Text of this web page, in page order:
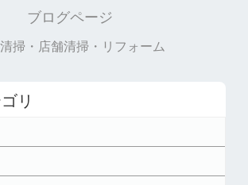
ブログページ
掃・店舗清掃・リフォーム
リ